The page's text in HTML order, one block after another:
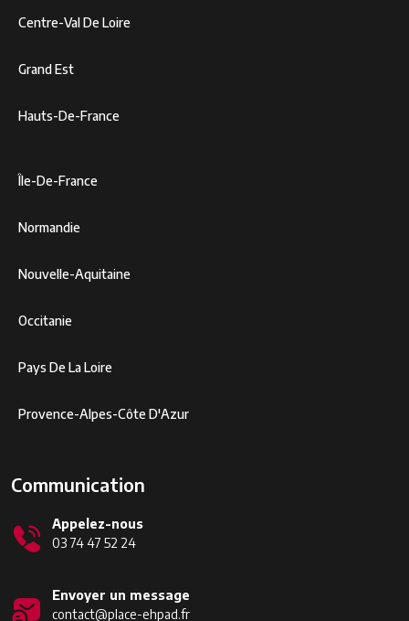
Centre-Val De Loire
Grand Est
Hauts-De-France
Île-De-France
Normandie
Nouvelle-Aquitaine
Occitanie
Pays De La Loire
Provence-Alpes-Côte D'Azur
Communication
Appelez-nous
03 74 47 52 24
Envoyer un message
contact@place-ehpad.fr